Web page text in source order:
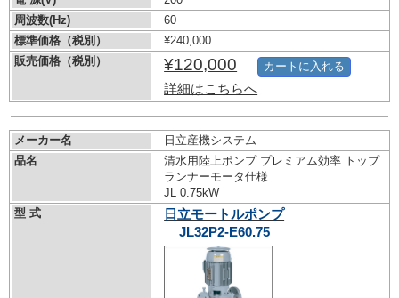
周波数(Hz)
60
標準価格（税別）
¥240,000
販売価格（税別）
¥120,000
詳細はこちらへ
カートに入れる
メーカー名
日立産機システム
品名
清水用陸上ポンプ プレミアム効率 トップ
ランナーモータ仕様
JL 0.75kW
型 式
日立モートルポンプ
JL32P2-E60.75